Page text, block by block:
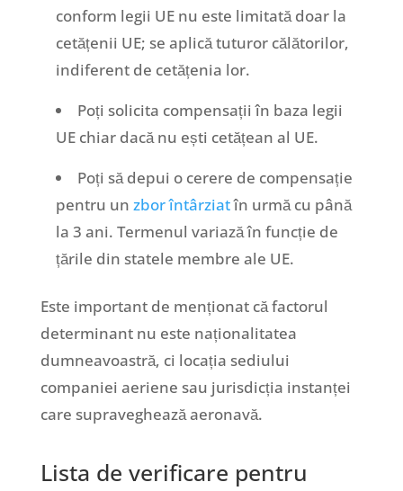
conform legii UE nu este limitată doar la
cetățenii UE; se aplică tuturor călătorilor,
indiferent de cetățenia lor.
Poți solicita compensații în baza legii
UE chiar dacă nu ești cetățean al UE.
Poți să depui o cerere de compensație
pentru un zbor întârziatîn urmă cu până
la 3 ani. Termenul variază în funcție de
țările din statele membre ale UE.
Este important de menționat că factorul
determinant nu este naționalitatea
dumneavoastră, ci locația sediului
companiei aeriene sau jurisdicția instanței
care supraveghează aeronavă.
Lista de verificare pentru